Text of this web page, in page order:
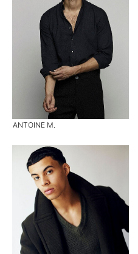
ANTOINE M.